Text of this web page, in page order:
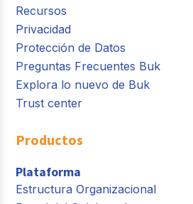
Recursos
Privacidad
Protección de Datos
Preguntas Frecuentes Buk
Explora lo nuevo de Buk
Trust center
Productos
Plataforma
Estructura Organizacional